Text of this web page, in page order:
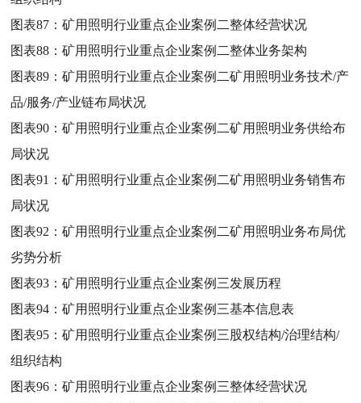
图表87：矿用照明行业重点企业案例二整体经营状况
图表88：矿用照明行业重点企业案例二整体业务架构
图表89：矿用照明行业重点企业案例二矿用照明业务技术/产
品/服务/产业链布局状况
图表90：矿用照明行业重点企业案例二矿用照明业务供给布
局状况
图表91：矿用照明行业重点企业案例二矿用照明业务销售布
局状况
图表92：矿用照明行业重点企业案例二矿用照明业务布局优
劣势分析
图表93：矿用照明行业重点企业案例三发展历程
图表94：矿用照明行业重点企业案例三基本信息表
图表95：矿用照明行业重点企业案例三股权结构/治理结构/
组织结构
图表96：矿用照明行业重点企业案例三整体经营状况